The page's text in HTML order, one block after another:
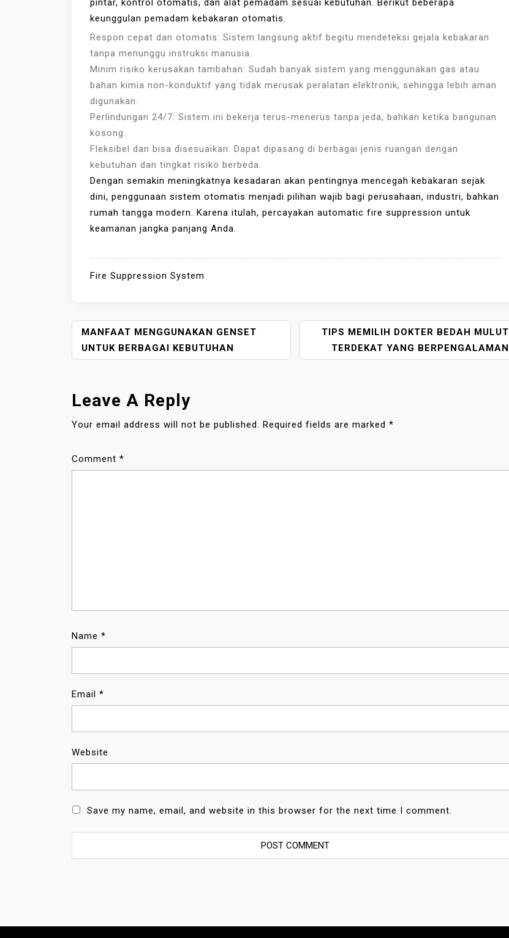
keunggulan pemadam kebakaran otomatis.
Respon cepat dan otomatis: Sistem langsung aktif begitu mendeteksi gejala kebakaran
tanpa menunggu instruksi manusia.
Minim risiko kerusakan tambahan: Sudah banyak sistem yang menggunakan gas atau
bahan kimia non-konduktif yang tidak merusak peralatan elektronik, sehingga lebih aman
digunakan.
Perlindungan 24/7: Sistem ini bekerja terus-menerus tanpa jeda, bahkan ketika bangunan
kosong.
Fleksibel dan bisa disesuaikan: Dapat dipasang di berbagai jenis ruangan dengan
kebutuhan dan tingkat risiko berbeda.
Dengan semakin meningkatnya kesadaran akan pentingnya mencegah kebakaran sejak
dini, penggunaan sistem otomatis menjadi pilihan wajib bagi perusahaan, industri, bahkan
rumah tangga modern. Karena itulah, percayakan automatic fire suppression untuk
keamanan jangka panjang Anda.
Fire Suppression System
P
O
S
A
V
A
MANFAAT MENGGUNAKAN GENSET
UNTUK BERBAGAI KEBUTUHAN
TIPS MEMILIH DOKTER BEDAH MULUT
TERDEKAT YANG BERPENGALAMAN
Leave A Reply
Your email address will not be published. Required fields are marked *
Comment *
Name *
Email *
Website
Save my name, email, and website in this browser for the next time I comment.